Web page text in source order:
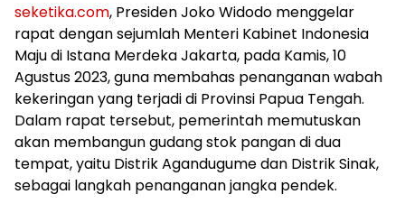
seketika.com, Presiden Joko Widodo menggelar
rapat dengan sejumlah Menteri Kabinet Indonesia
Maju di Istana Merdeka Jakarta, pada Kamis, 10
Agustus 2023, guna membahas penanganan wabah
kekeringan yang terjadi di Provinsi Papua Tengah.
Dalam rapat tersebut, pemerintah memutuskan
akan membangun gudang stok pangan di dua
tempat, yaitu Distrik Agandugume dan Distrik Sinak,
sebagai langkah penanganan jangka pendek.